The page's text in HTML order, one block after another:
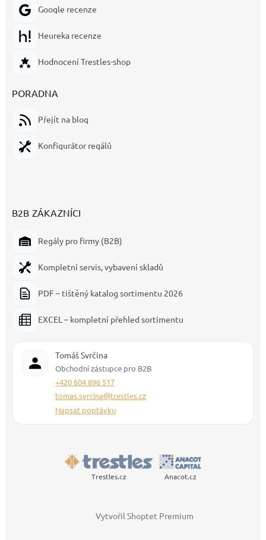
Google recenze
Heureka recenze
Hodnocení Trestles-shop
PORADNA
Přejít na blog
Konfigurátor regálů
B2B ZÁKAZNÍCI
Regály pro firmy (B2B)
Kompletní servis, vybavení skladů
PDF – tištěný katalog sortimentu 2026
EXCEL – kompletní přehled sortimentu
Tomáš Svrčina
Obchodní zástupce pro B2B
+420 604 896 517
tomas.svrcina@trestles.cz
Napsat poptávku
Trestles.cz Anacot.cz
Vytvořil Shoptet Premium